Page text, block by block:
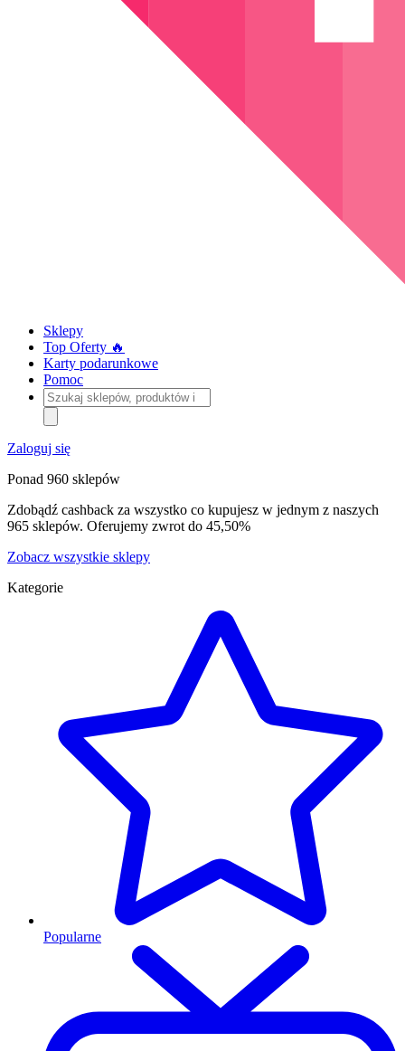
Sklepy
Top Oferty 🔥
Karty podarunkowe
Pomoc
Szukaj
sklepów,
produktów
i
kategorii
Zaloguj się
Ponad 960 sklepów
Zdobądź cashback za wszystko co kupujesz w jednym z naszych
965 sklepów. Oferujemy zwrot do 45,50%
Zobacz wszystkie sklepy
Kategorie
Popularne